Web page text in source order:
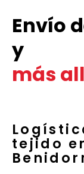
Envío
y
más
tejido